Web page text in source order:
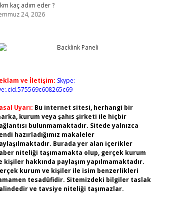
kaç adım eder ?
24, 2026
ve İletişim: Skype:
Uyarı: Bu internet sitesi, herhangi bir
kurum veya şahıs şirketi ile hiçbir
bulunmamaktadır. Sitede yalnızca
hazırladığımız makaleler
Burada yer alan içerikler
niteliği taşımamakta olup, gerçek kurum
kişiler hakkında paylaşım yapılmamaktadır.
kurum ve kişiler ile isim benzerlikleri
tesadüfidir. Sitemizdeki bilgiler taslak
ve tavsiye niteliği taşımazlar.